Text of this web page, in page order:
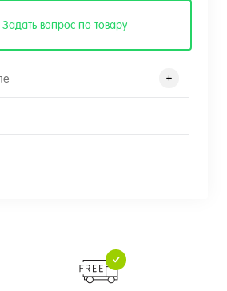
Задать вопрос по товару